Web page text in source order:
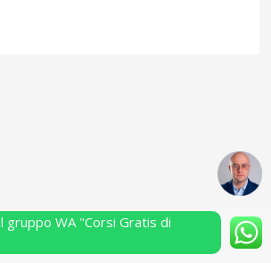
by Performarsi S.a.s.
gruppo WA "Corsi Gratis di